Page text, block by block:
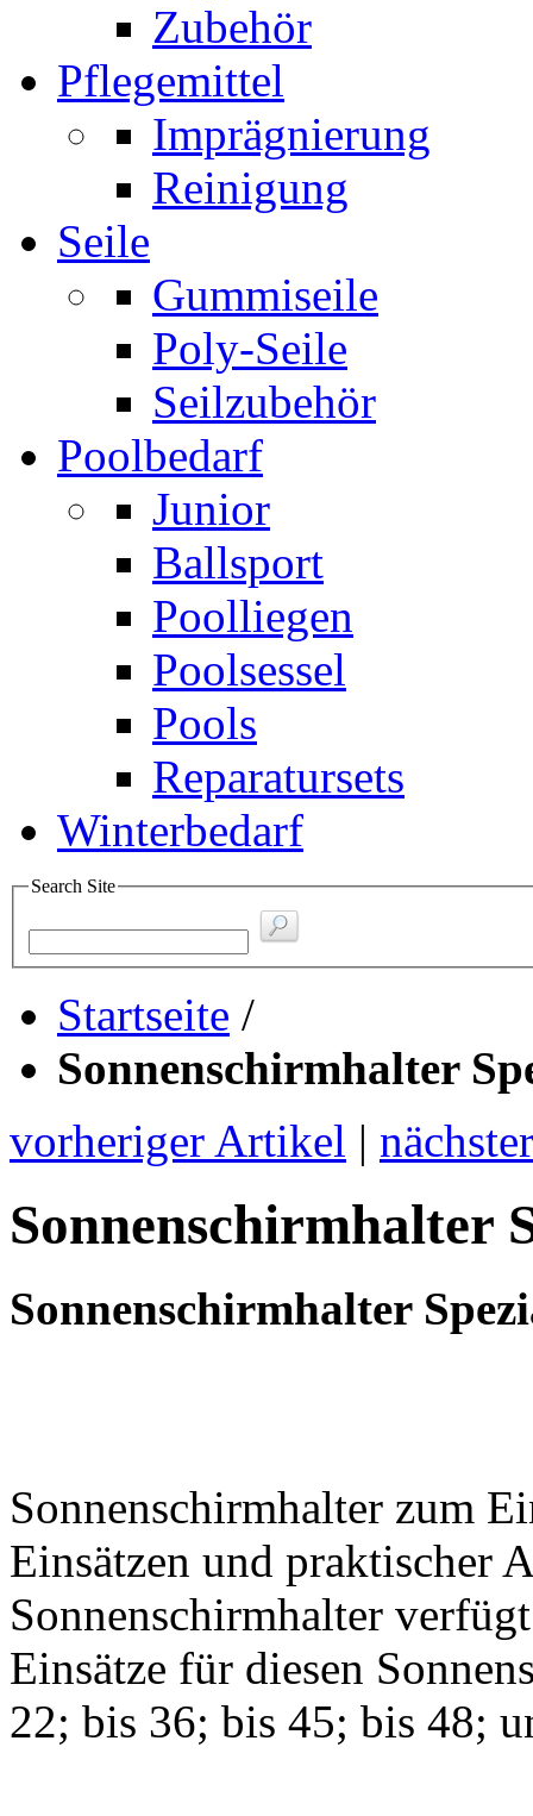
Zubehör
Pflegemittel
Imprägnierung
Reinigung
Seile
Gummiseile
Poly-Seile
Seilzubehör
Poolbedarf
Junior
Ballsport
Poolliegen
Poolsessel
Pools
Reparatursets
Winterbedarf
Search Site
Startseite /
Sonnenschirmhalter
vorheriger Artikel |
Sonnenschirmhalter
Sonnenschirmhalter
Sonnenschirmhalter zum
Einsätzen und praktischer
Sonnenschirmhalter
Einsätze für diesen
22; bis 36; bis 45; bis 48;